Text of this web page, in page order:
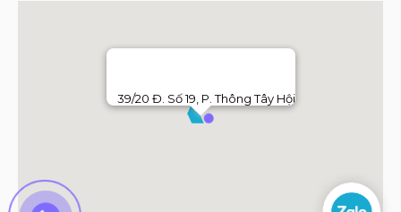
39/20 Đ. Số 19, P. Thông Tây Hội